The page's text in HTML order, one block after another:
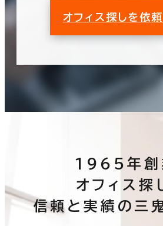
オフィス探しを依
1965年創
オフィス探
信頼と実績の三